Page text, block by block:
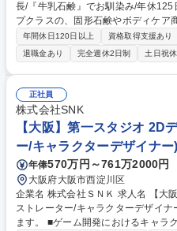
長/『牛乳石鹸』でお馴染み/年休125日/夜勤無 仕事の内容
プクラスの、固形石鹸やボディケア
体身体洗浄剤(ボディソープ等)の生
ジメント業務をお任せします。 ＼詳細／ ■生産計画立案・運営・調整 ■生
産性向上への取り組み (現状分析・
との調整 ■品質向上のための工程管
課題の解決 募集職種 [大阪/製造]生産部門課長代理or課長/『牛乳石鹸』で
お馴染み/年休125日/夜勤無
年間休日120日以上 資格取得支援あり
退職金あり
完全週休2日制 土日祝
正社員
株式会社SNK
【大阪】第一スタジオ 2D
ー/キャラクターデザイナ
年俸570万円～761万2000円
大阪府大阪市西淀川区
企業名 株式会社ＳＮＫ 求人名 【大阪】第一スタジオ 2Dデザイナー(イラ
ストレーター/キャラクターデザイナー) 仕事の内容 以下の業務をお
ます。 ■ゲーム開発におけるキャラ